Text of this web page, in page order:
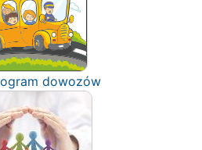
dowozów